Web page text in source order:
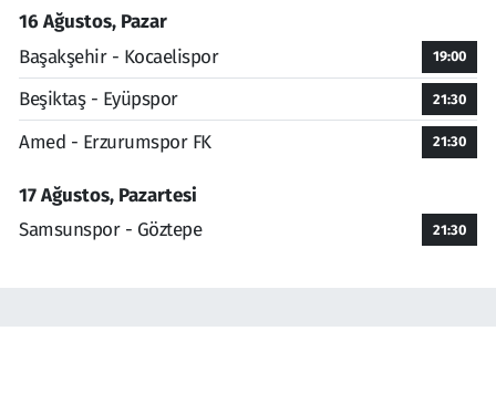
16 Ağustos, Pazar
Başakşehir - Kocaelispor
19:00
Beşiktaş - Eyüpspor 21:30
Amed - Erzurumspor FK 21:30
17 Ağustos, Pazartesi
Samsunspor - Göztepe
21:30